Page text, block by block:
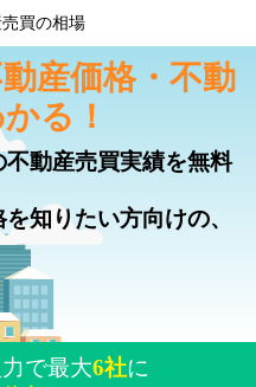
買の相場
産価格・不動
る！
動産売買実績を無料
知りたい方向けの、
で最大6社に